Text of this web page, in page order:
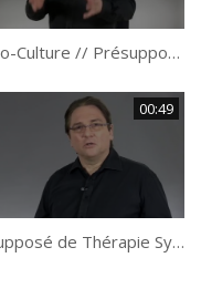
Hypno-Culture // Présupposé de Thérapie Systémique : “La Réalité” par Philippe Vernois
00:49
Présupposé de Thérapie Systémique : “le thérapeute doit agir dans la thérapie” par Philippe Vernois